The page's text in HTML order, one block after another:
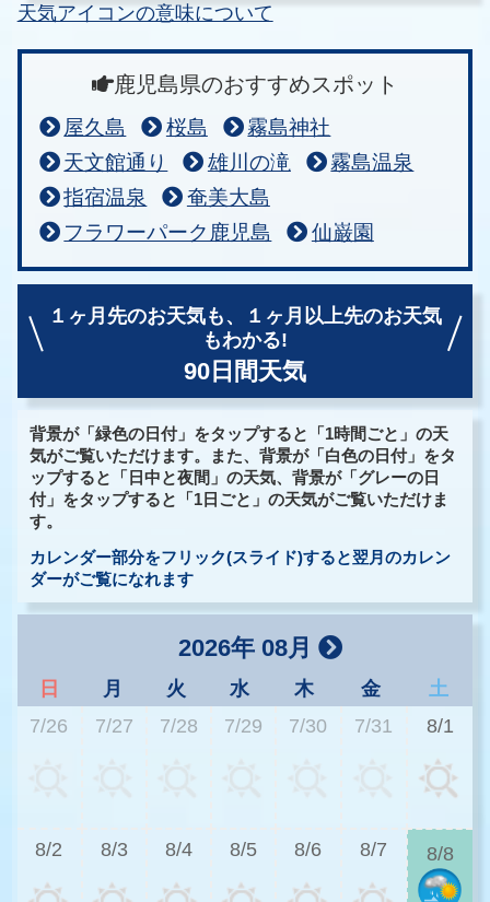
天気アイコンの意味について
鹿児島県のおすすめスポット
屋久島 桜島
霧島神社
天文館通り
雄川の滝
霧島温泉
指宿温泉
奄美大島
フラワーパーク鹿児島
仙巌園
１ヶ月先のお天気も、
１ヶ月以上先のお天気
もわかる!
90日間天気
背景が「緑色の日付」をタップすると「1時間ごと」の天
気がご覧いただけます。また、背景が「白色の日付」をタ
ップすると「日中と夜間」の天気、背景が「グレーの日
付」をタップすると「1日ごと」の天気がご覧いただけま
す。
カレンダー部分をフリック(スライド)すると翌月のカレン
ダーがご覧になれます
2026年 08月
日 月 火 水 木 金
土
7/26
7/27 7/28 7/29 7/30 7/31 8/1
8/2 8/3 8/4 8/5 8/6 8/7 8/8